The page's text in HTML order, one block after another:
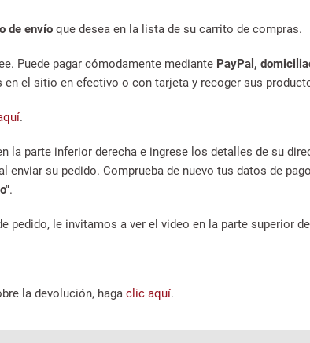
de envío que desea en la lista de su carrito de compras.
Puede pagar cómodamente mediante PayPal,
en el sitio en efectivo o con tarjeta y recoger sus
.
la parte inferior derecha e ingrese los detalles de su
su pedido. Comprueba de nuevo tus datos de
.
pedido, le invitamos a ver el video en la parte superior
la devolución, haga clic aquí.